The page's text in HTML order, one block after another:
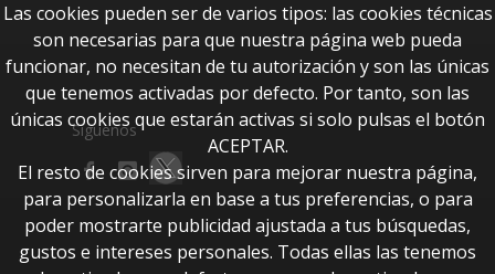
Síguenos
Las cookies pueden ser de varios tipos: las cookies técnicas
son necesarias para que nuestra página web pueda
funcionar, no necesitan de tu autorización y son las únicas
que tenemos activadas por defecto. Por tanto, son las
únicas cookies que estarán activas si solo pulsas el botón
ACEPTAR.
El resto de cookies sirven para mejorar nuestra página,
para personalizarla en base a tus preferencias, o para
poder mostrarte publicidad ajustada a tus búsquedas,
gustos e intereses personales. Todas ellas las tenemos